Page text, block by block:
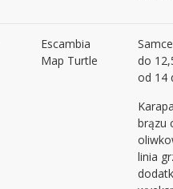
Escambia
Map Turtle
do
od 14
brązu
linia